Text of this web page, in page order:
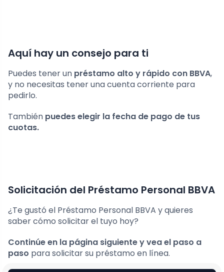
Aquí hay un consejo para ti
Puedes tener un préstamo alto y rápido con BBVA,
y no necesitas tener una cuenta corriente para
pedirlo.
También puedes elegir la fecha de pago de tus
cuotas.
Solicitación del Préstamo Personal BBVA
¿Te gustó el Préstamo Personal BBVA y quieres
saber cómo solicitar el tuyo hoy?
Continúe en la página siguiente y vea el paso a
paso para solicitar su préstamo en línea.